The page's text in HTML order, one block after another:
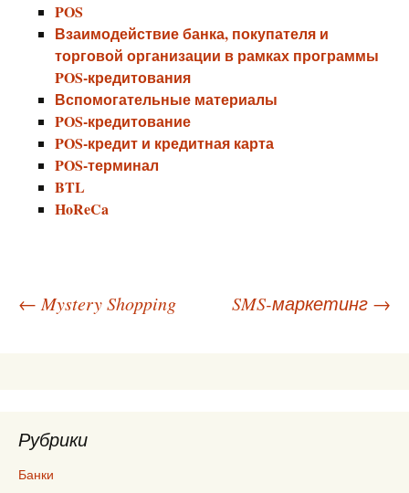
POS
Взаимодействие банка, покупателя и
торговой организации в рамках программы
POS-кредитования
Вспомогательные материалы
POS-кредитование
POS-кредит и кредитная карта
POS-терминал
BTL
HoReCa
Навигация
← Mystery Shopping SMS-маркетинг →
Рубрики
Банки